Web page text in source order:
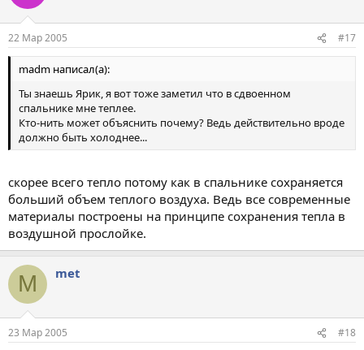
22 Мар 2005 #17
madm написал(а):
Ты знаешь Ярик, я вот тоже заметил что в сдвоенном
спальнике мне теплее.
Кто-нить может объяснить почему? Ведь действительно вроде
должно быть холоднее...
скорее всего тепло потому как в спальнике сохраняется
больший объем теплого воздуха. Ведь все современные
материалы построены на принципе сохранения тепла в
воздушной прослойке.
M met
23 Мар 2005 #18